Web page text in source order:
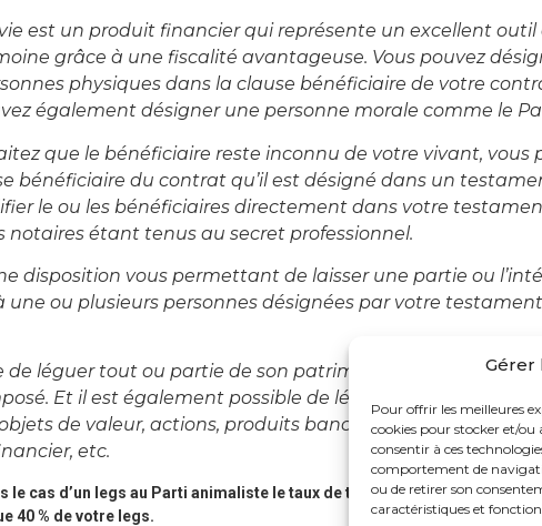
Gérer
Pour offrir les meilleures
cookies pour stocker et/ou
consentir à ces
comportement de
ou de retirer son
caractéristiques et
vie est un produit financier qui représente un excellent
grâce à une fiscalité avantageuse. Vous pouvez
physiques dans la clause bénéficiaire de votre
également désigner une personne morale comme le
que le bénéficiaire reste inconnu de votre vivant, vous
bénéficiaire du contrat qu’il est désigné dans un
le ou les bénéficiaires directement dans votre
notaires étant tenus au secret professionnel.
disposition vous permettant de laisser une partie ou
une ou plusieurs personnes désignées par votre
de léguer tout ou partie de son patrimoine. En effet, il n’y
Et il est également possible de léguer toutes sortes de
de valeur, actions, produits bancaires, un
etc.
le cas d’un legs au Parti animaliste le taux de taxation sera de 60 % et
40 % de votre legs.